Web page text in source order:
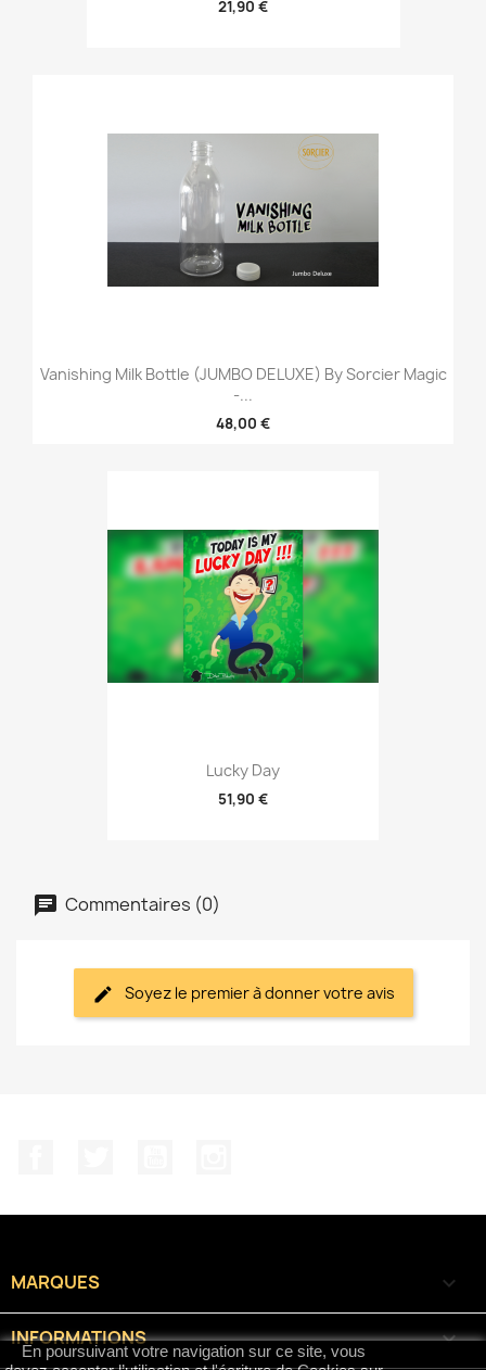
21,90 €
Vanishing Milk Bottle (JUMBO DELUXE) By Sorcier Magic
-...
48,00 €
Lucky Day
51,90 €
Commentaires (0)
Soyez le premier à donner votre avis
MARQUES 
INFORMATIONS 
En poursuivant votre navigation sur ce site, vous